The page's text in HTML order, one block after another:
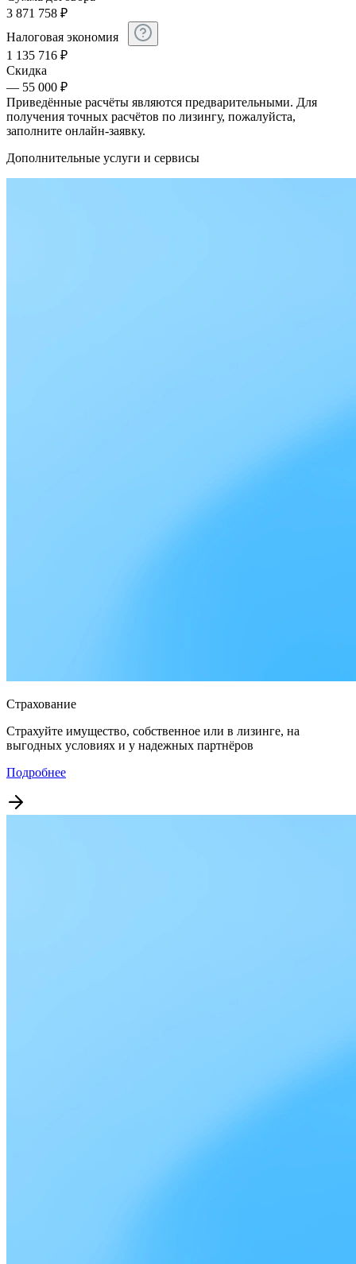
3 871 758 ₽
Налоговая экономия
1 135 716 ₽
Скидка
— 55 000 ₽
Приведённые расчёты являются предварительными. Для
получения точных расчётов по лизингу, пожалуйста,
заполните онлайн-заявку.
Дополнительные услуги и сервисы
Страхование
Страхуйте имущество, собственное или в лизинге, на
выгодных условиях и у надежных партнёров
Подробнее